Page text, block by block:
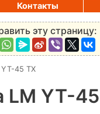
эту страницу:
45 TX
LM YT-45
Контакты